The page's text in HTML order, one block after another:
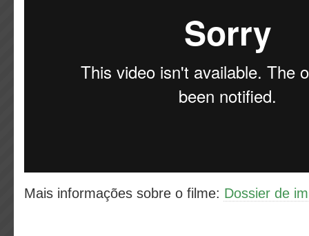
Mais informações sobre o filme: Dossier de